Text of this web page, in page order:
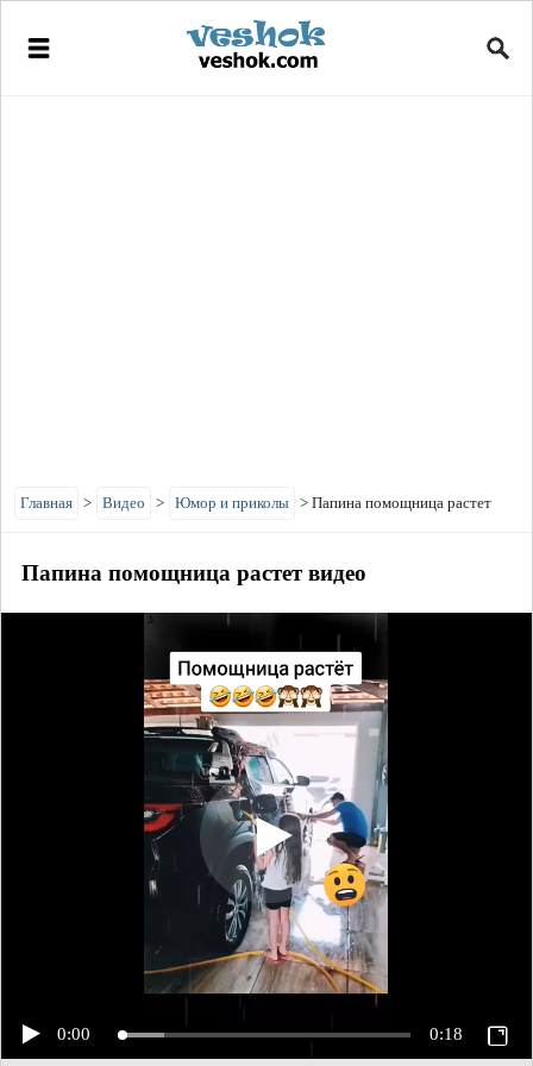
Главная > Видео > Юмор и приколы > Папина помощница растет
Папина помощница растет видео
0:00 0:18